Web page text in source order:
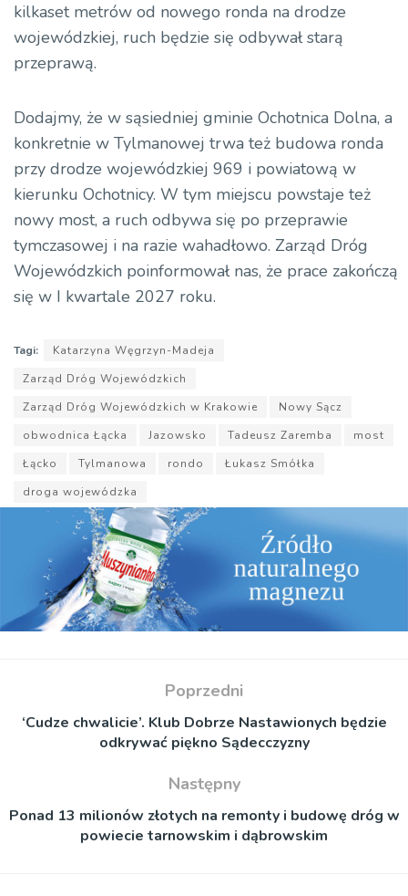
kilkaset metrów od nowego ronda na drodze
wojewódzkiej, ruch będzie się odbywał starą
przeprawą.
Dodajmy, że w sąsiedniej gminie Ochotnica Dolna, a
konkretnie w Tylmanowej trwa też budowa ronda
przy drodze wojewódzkiej 969 i powiatową w
kierunku Ochotnicy. W tym miejscu powstaje też
nowy most, a ruch odbywa się po przeprawie
tymczasowej i na razie wahadłowo. Zarząd Dróg
Wojewódzkich poinformował nas, że prace zakończą
się w I kwartale 2027 roku.
Tagi:
Katarzyna Węgrzyn-Madeja
Zarząd Dróg Wojewódzkich
Zarząd Dróg Wojewódzkich w Krakowie
Nowy Sącz
obwodnica Łącka
Jazowsko Tadeusz Zaremba
most
Łącko
Tylmanowa rondo
Łukasz Smółka
droga wojewódzka
Poprzedni
‘Cudze chwalicie’. Klub Dobrze Nastawionych będzie
odkrywać piękno Sądecczyzny
Następny
Ponad 13 milionów złotych na remonty i budowę dróg w
powiecie tarnowskim i dąbrowskim